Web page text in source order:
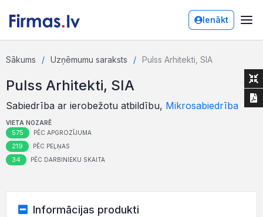
Ienākt
Sākums Uzņēmumu saraksts Pulss Arhitekti, SIA
Pulss Arhitekti, SIA
Sabiedrība ar ierobežotu atbildību, Mikrosabiedrība
VIETA NOZARĒ
575 PĒC APGROZĪJUMA
219 PĒC PEĻŅAS
34 PĒC DARBINIEKU SKAITA
Informācijas produkti